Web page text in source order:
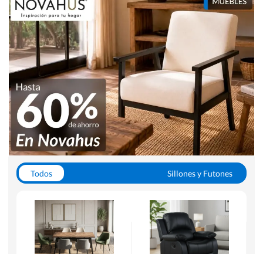
Todos
Sillones y Futones
Escritorios y Sillas PC
Racks y Muebles TV
Alfombras